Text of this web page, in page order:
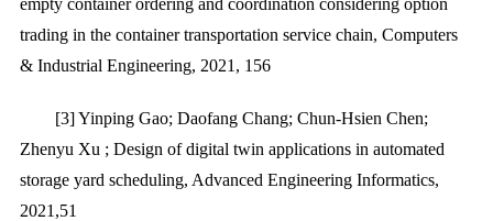
trading in the container transportation service chain, Computers
& Industrial Engineering, 2021, 156
[3] Yinping Gao; Daofang Chang; Chun-Hsien Chen;
Zhenyu Xu ; Design of digital twin applications in automated
storage yard scheduling, Advanced Engineering Informatics,
2021,51